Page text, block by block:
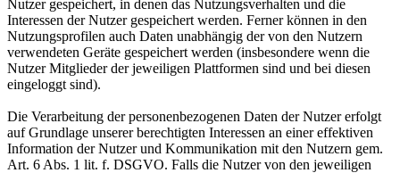
Nutzer gespeichert, in denen das Nutzungsverhalten und die
Interessen der Nutzer gespeichert werden. Ferner können in den
Nutzungsprofilen auch Daten unabhängig der von den Nutzern
verwendeten Geräte gespeichert werden (insbesondere wenn die
Nutzer Mitglieder der jeweiligen Plattformen sind und bei diesen
eingeloggt sind).
Die Verarbeitung der personenbezogenen Daten der Nutzer erfolgt
auf Grundlage unserer berechtigten Interessen an einer effektiven
Information der Nutzer und Kommunikation mit den Nutzern gem.
Art. 6 Abs. 1 lit. f. DSGVO. Falls die Nutzer von den jeweiligen